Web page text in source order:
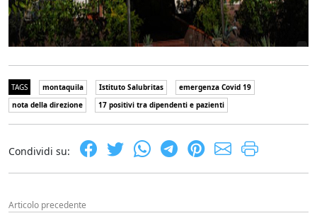
TAGS montaquila Istituto Salubritas
emergenza Covid 19
nota della direzione
17 positivi tra dipendenti e pazienti
Condividi su:
Articolo precedente